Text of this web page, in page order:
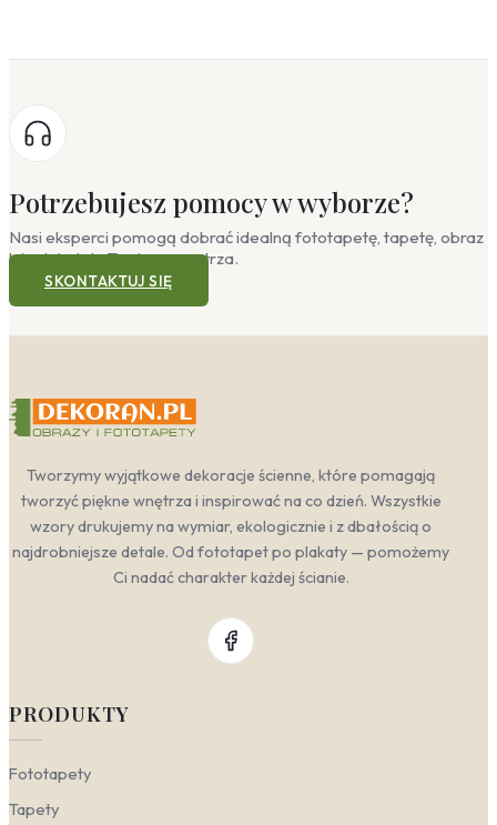
Potrzebujesz pomocy w wyborze?
Nasi eksperci pomogą dobrać idealną fototapetę, tapetę, obraz
lub plakat do Twojego wnętrza.
SKONTAKTUJ SIĘ
Tworzymy wyjątkowe dekoracje ścienne, które pomagają
tworzyć piękne wnętrza i inspirować na co dzień. Wszystkie
wzory drukujemy na wymiar, ekologicznie i z dbałością o
najdrobniejsze detale. Od fototapet po plakaty — pomożemy
Ci nadać charakter każdej ścianie.
PRODUKTY
Fototapety
Tapety